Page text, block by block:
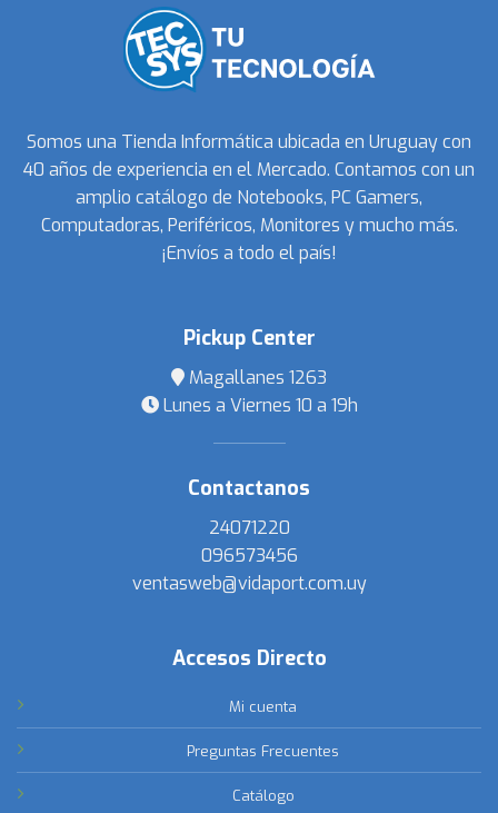
Somos una Tienda Informática ubicada en Uruguay con
40 años de experiencia en el Mercado. Contamos con un
amplio catálogo de Notebooks, PC Gamers,
Computadoras, Periféricos, Monitores y mucho más.
¡Envíos a todo el país!
Pickup Center
Magallanes 1263
Lunes a Viernes 10 a 19h
Contactanos
24071220
096573456
ventasweb@vidaport.com.uy
Accesos Directo
Mi cuenta
Preguntas Frecuentes
Catálogo